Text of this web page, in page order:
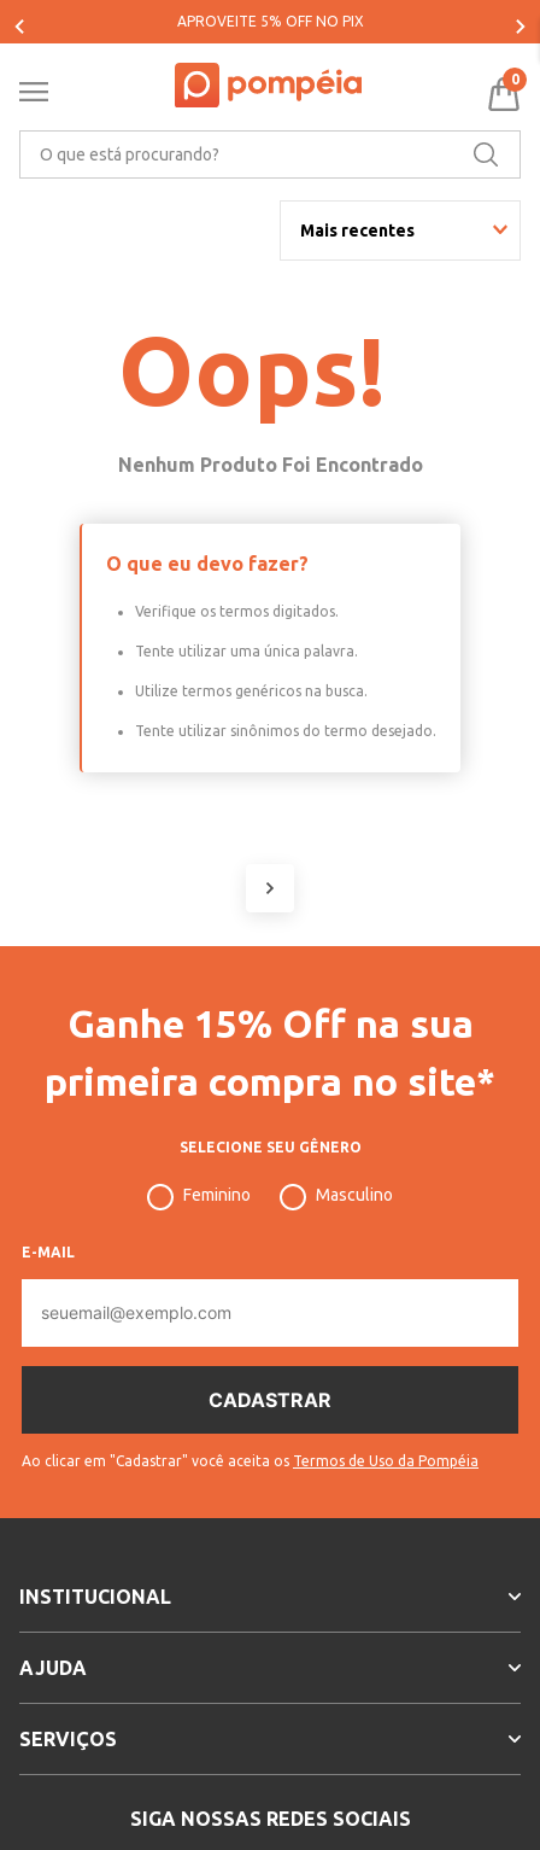
APROVEITE 5% OFF NO PIX
0
Mais recentes
Oops!
O que eu devo fazer?
Verifique os termos digitados.
Tente utilizar uma única palavra.
Utilize termos genéricos na busca.
Tente utilizar sinônimos do termo desejado.
Ganhe 15% Off na sua
primeira compra no site*
SELECIONE SEU GÊNERO
Feminino Masculino
E-MAIL
mail
Ao clicar em "Cadastrar" você aceita os Termos de Uso da Pompéia
INSTITUCIONAL
AJUDA
SERVIÇOS
SIGA NOSSAS REDES SOCIAIS